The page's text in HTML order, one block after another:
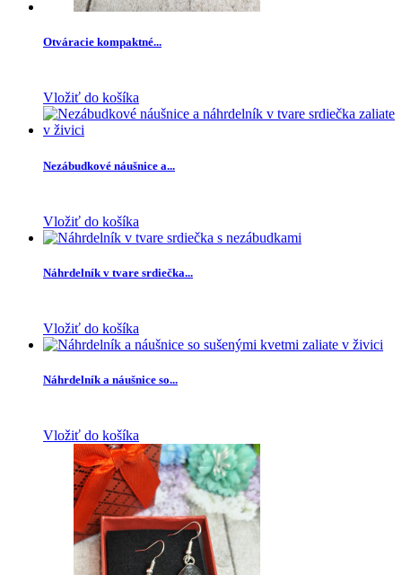
Otváracie kompaktné...
Vložiť do košíka
Nezábudkové náušnice a...
Vložiť do košíka
Náhrdelník v tvare srdiečka...
Vložiť do košíka
Náhrdelník a náušnice so...
Vložiť do košíka